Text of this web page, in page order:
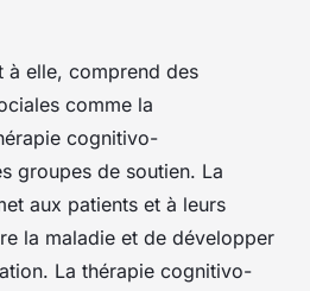
à elle, comprend des
comme la
cognitivo-
groupes de soutien. La
aux patients et à leurs
la maladie et de développer
La thérapie cognitivo-